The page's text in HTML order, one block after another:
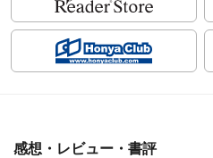
感想・レビュー・書評